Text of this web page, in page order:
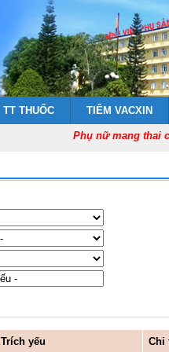
TT THUỐC TIÊM VACXIN
Phụ nữ mang thai
Trích yếu Chi